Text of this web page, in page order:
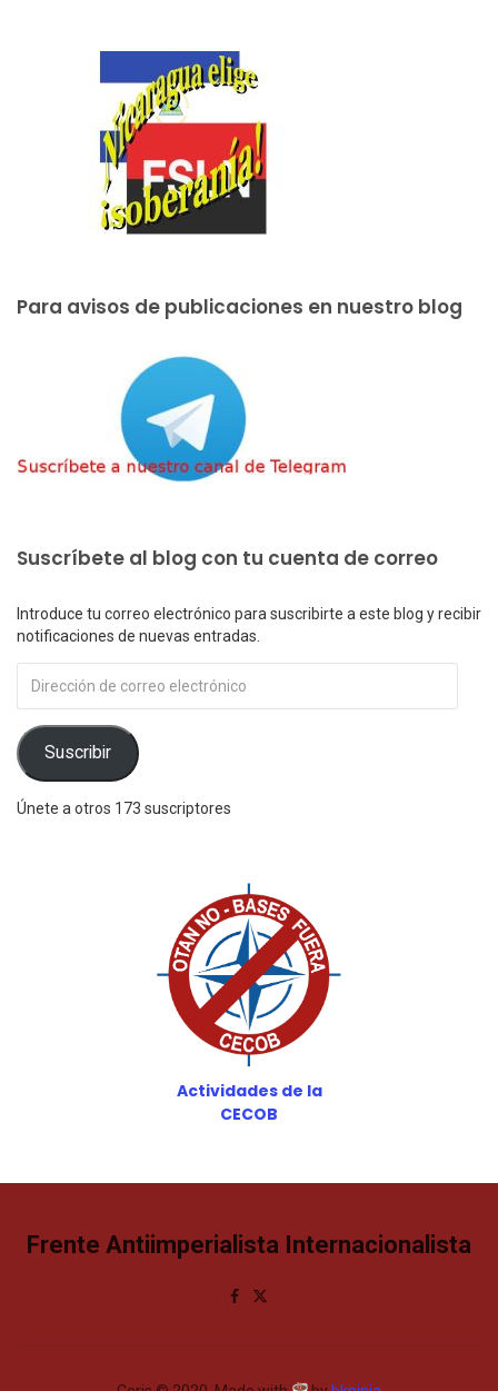
Para avisos de publicaciones en nuestro blog
Suscríbete al blog con tu cuenta de correo
Introduce tu correo electrónico para suscribirte a este blog y recibir
notificaciones de nuevas entradas.
de
correo
electrónico
Suscribir
Únete a otros 173 suscriptores
Actividades de la
CECOB
Frente Antiimperialista Internacionalista